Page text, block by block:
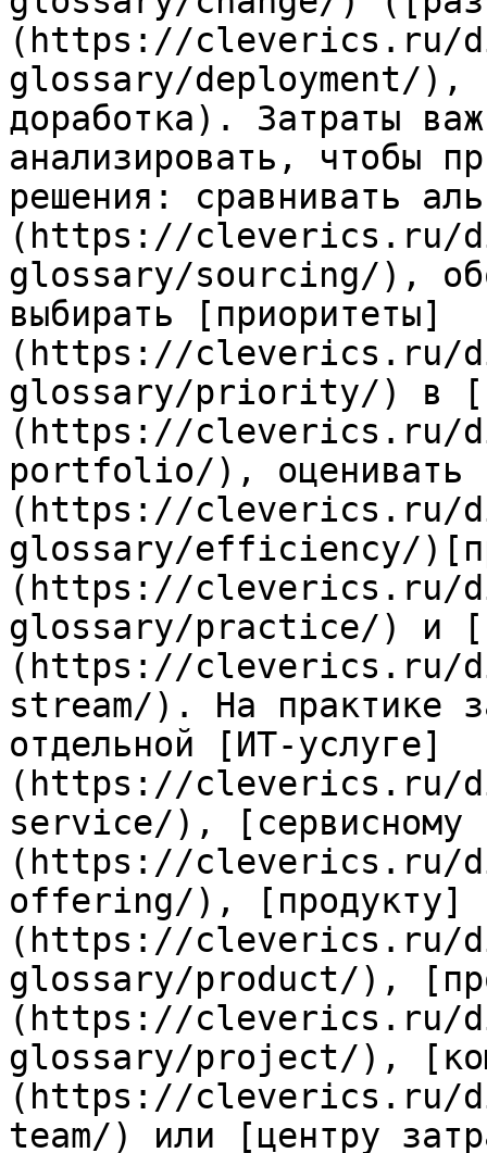
(https://cleverics.ru/
glossary/deployment/),
доработка). Затраты
анализировать, чтобы
решения: сравнивать
(https://cleverics.ru/
glossary/sourcing/),
выбирать [приоритеты]
(https://cleverics.ru/
glossary/priority/) в
(https://cleverics.ru/
portfolio/), оценивать
(https://cleverics.ru/
glossary/efficiency/
(https://cleverics.ru/
glossary/practice/) и
(https://cleverics.ru/
stream/). На практике
отдельной [ИТ-услуге]
(https://cleverics.ru/
service/), [сервисному
(https://cleverics.ru/
offering/), [продукту]
(https://cleverics.ru/
glossary/product/),
(https://cleverics.ru/
glossary/project/),
(https://cleverics.ru/
team/) или [центру